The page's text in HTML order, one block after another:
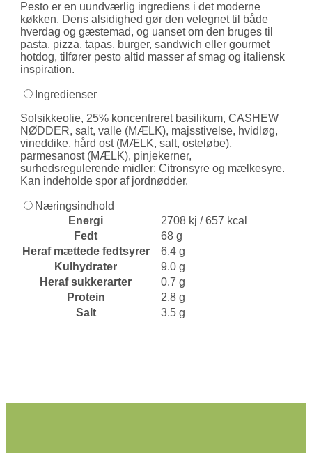
Pesto er en uundværlig ingrediens i det moderne
køkken. Dens alsidighed gør den velegnet til både
hverdag og gæstemad, og uanset om den bruges til
pasta, pizza, tapas, burger, sandwich eller gourmet
hotdog, tilfører pesto altid masser af smag og italiensk
inspiration.
Ingredienser
Solsikkeolie, 25% koncentreret basilikum, CASHEW
NØDDER, salt, valle (MÆLK), majsstivelse, hvidløg,
vineddike, hård ost (MÆLK, salt, osteløbe),
parmesanost (MÆLK), pinjekerner,
surhedsregulerende midler: Citronsyre og mælkesyre.
Kan indeholde spor af jordnødder.
Næringsindhold
Energi
2708 kj / 657 kcal
Fedt
68 g
Heraf mættede fedtsyrer
6.4 g
Kulhydrater
9.0 g
Heraf sukkerarter
0.7 g
Protein
2.8 g
Salt
3.5 g